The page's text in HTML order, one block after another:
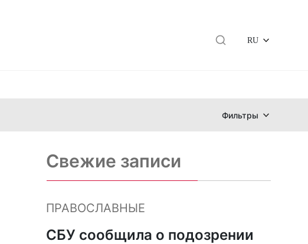
RU
Фильтры
Свежие записи
ПРАВОСЛАВНЫЕ
СБУ сообщила о подозрении